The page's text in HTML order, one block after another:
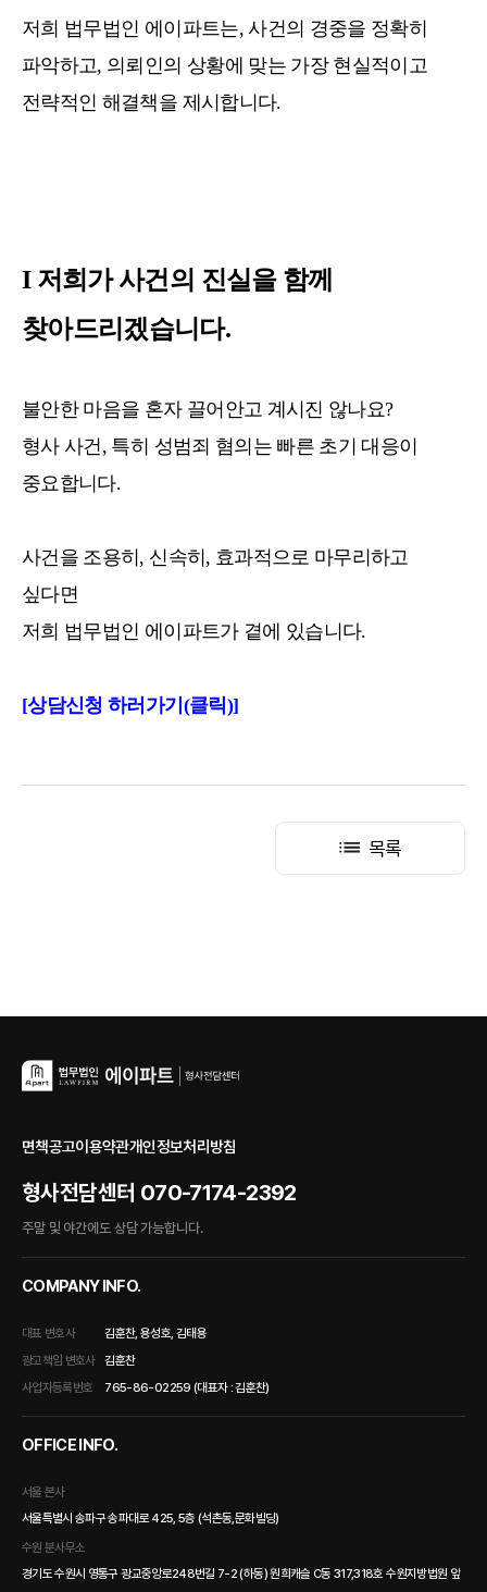
저희 법무법인 에이파트는, 사건의 경중을 정확히
파악하고, 의뢰인의 상황에 맞는 가장 현실적이고
전략적인 해결책을 제시합니다.
I 저희가 사건의 진실을 함께
찾아드리겠습니다.
불안한 마음을 혼자 끌어안고 계시진 않나요?
형사 사건, 특히 성범죄 혐의는 빠른 초기 대응이
중요합니다.
사건을 조용히, 신속히, 효과적으로 마무리하고
싶다면
저희 법무법인 에이파트가 곁에 있습니다.
[상담신청 하러가기(클릭)]
목록
면책공고이용약관개인정보처리방침
COMPANY INFO.
대표 변호사
김훈찬, 용성호, 김태용
광고책임 변호사
김훈찬
사업자등록번호
765-86-02259 (대표자 : 김훈찬)
OFFICE INFO.
서울 본사
서울특별시 송파구 송파대로 425, 5층 (석촌동,문화빌딩)
수원 분사무소
경기도 수원시 영통구 광교중앙로248번길 7-2 (하동) 원희캐슬 C동 317,318호 수원지방법원 앞
형사전담센터 070-7174-2392
주말 및 야간에도 상담 가능합니다.